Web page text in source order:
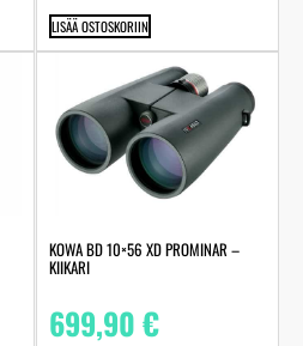
LISÄÄ OSTOSKORIIN
KOWA BD 10×56 XD PROMINAR –
KIIKARI
699,90€